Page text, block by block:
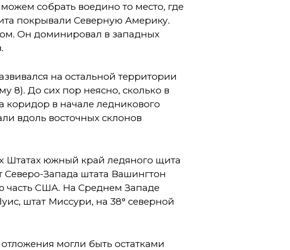
собрать воедино то место, где
покрывали Северную Америку.
Он доминировал в западных
на остальной территории
8). До сих пор неясно, сколько в
в начале ледникового
вдоль восточных склонов
Штатах южный край ледяного щита
Северо-Запада штата Вашингтон
часть США. На Среднем Западе
штат Миссури, на 38° северной
могли быть остатками